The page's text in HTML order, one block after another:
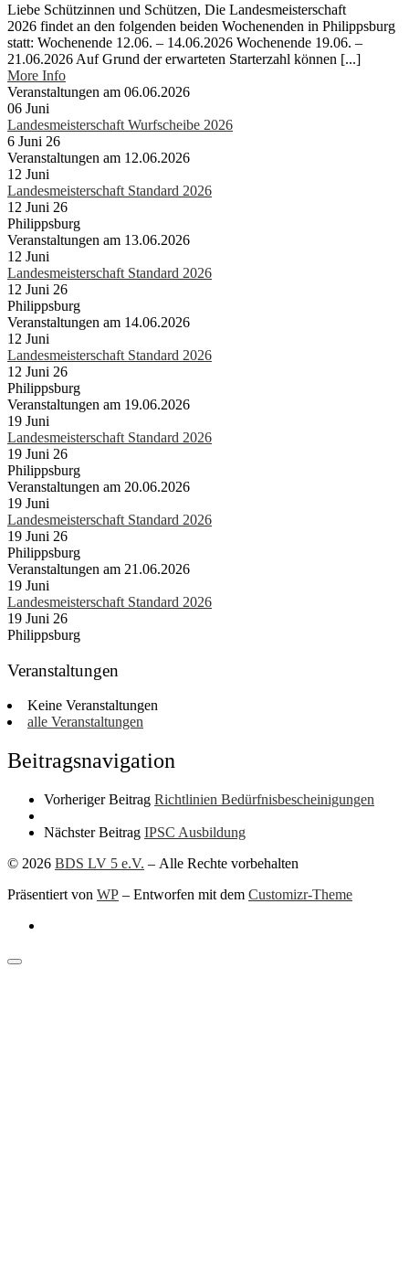
Liebe Schützinnen und Schützen, Die Landesmeisterschaft
2026 findet an den folgenden beiden Wochenenden in Philippsburg
statt: Wochenende 12.06. – 14.06.2026 Wochenende 19.06. –
21.06.2026 Auf Grund der erwarteten Starterzahl können [...]
More Info
Veranstaltungen am 06.06.2026
06 Juni
Landesmeisterschaft Wurfscheibe 2026
6 Juni 26
Veranstaltungen am 12.06.2026
12 Juni
Landesmeisterschaft Standard 2026
12 Juni 26
Philippsburg
Veranstaltungen am 13.06.2026
12 Juni
Landesmeisterschaft Standard 2026
12 Juni 26
Philippsburg
Veranstaltungen am 14.06.2026
12 Juni
Landesmeisterschaft Standard 2026
12 Juni 26
Philippsburg
Veranstaltungen am 19.06.2026
19 Juni
Landesmeisterschaft Standard 2026
19 Juni 26
Philippsburg
Veranstaltungen am 20.06.2026
19 Juni
Landesmeisterschaft Standard 2026
19 Juni 26
Philippsburg
Veranstaltungen am 21.06.2026
19 Juni
Landesmeisterschaft Standard 2026
19 Juni 26
Philippsburg
Veranstaltungen
Keine Veranstaltungen
alle Veranstaltungen
Beitragsnavigation
Vorheriger Beitrag Richtlinien Bedürfnisbescheinigungen
Nächster Beitrag IPSC Ausbildung
© 2026 BDS LV 5 e.V. – Alle Rechte vorbehalten
Präsentiert von WP – Entworfen mit dem Customizr-Theme